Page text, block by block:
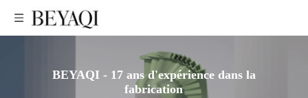
BEYAQI - 17 ans d'expérience dans la
fabrication